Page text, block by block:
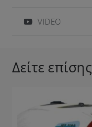
VIDEO
Δείτε επίσης